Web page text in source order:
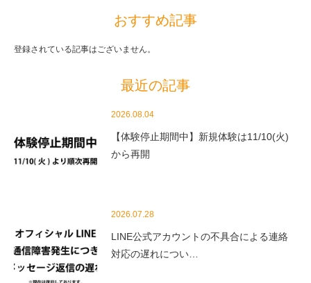
おすすめ記事
登録されている記事はございません。
最近の記事
2026.08.04
【体験停止期間中】新規体験は11/10(火)
から再開
2026.07.28
LINE公式アカウントの不具合による連絡
対応の遅れについ…